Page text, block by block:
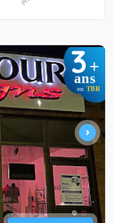
3+
ans
en TBR